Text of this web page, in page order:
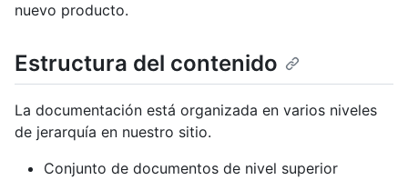
nuevo producto.
Estructura del contenido
La documentación está organizada en varios niveles
de jerarquía en nuestro sitio.
Conjunto de documentos de nivel superior